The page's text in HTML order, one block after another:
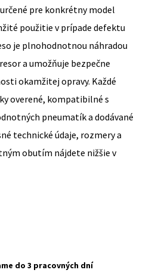
pre konkrétny model
použitie v prípade defektu
je plnohodnotnou náhradou
a umožňuje bezpečne
okamžitej opravy. Každé
overené, kompatibilné s
pneumatík a dodávané
technické údaje, rozmery a
obutím nájdete nižšie v
do 3 pracovných dní